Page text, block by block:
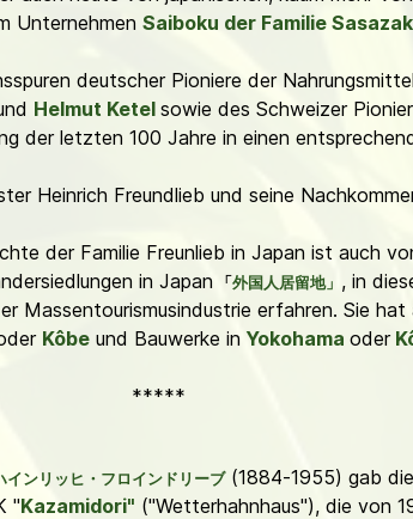
Unternehmen Saiboku der Familie
deutscher Pioniere der
Helmut Ketel sowie des Schweizer
der letzten 100 Jahre in einen
Heinrich Freundlieb und seine
der Familie Freunlieb in Japan ist auch
in Japan 「外国人居留地」 , in
Massentourismusindustrie erfahren. Sie
Kôbe und Bauwerke in Yokohama oder
インリッヒ・フロインドリーブ(1884-1955) gab
"Kazamidori" ("Wetterhahnhaus"), die von